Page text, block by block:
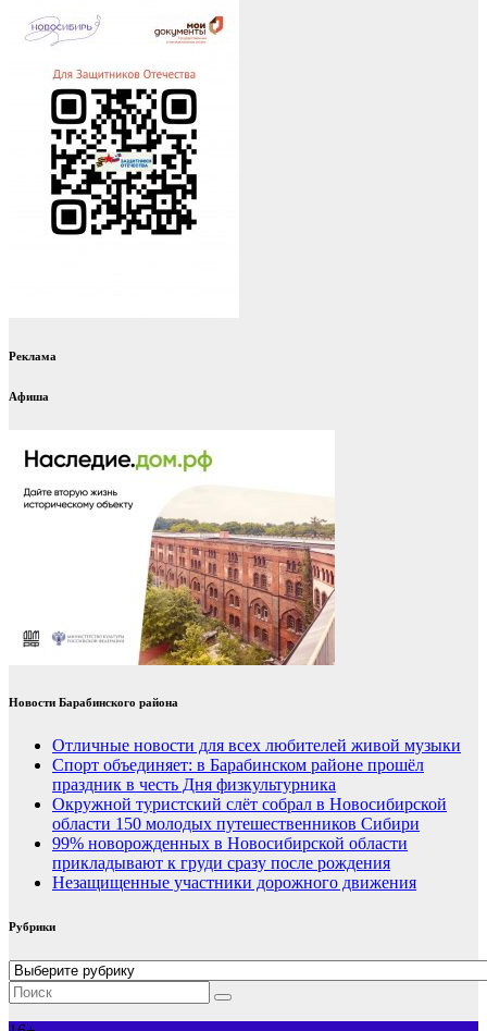
Реклама
Афиша
Новости Барабинского района
Отличные новости для всех любителей живой музыки
Спорт объединяет: в Барабинском районе прошёл
праздник в честь Дня физкультурника
Окружной туристский слёт собрал в Новосибирской
области 150 молодых путешественников Сибири
99% новорожденных в Новосибирской области
прикладывают к груди сразу после рождения
Незащищенные участники дорожного движения
Рубрики
Рубрики